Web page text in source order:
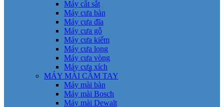
Máy cắt sắt
Máy cưa bàn
Máy cưa đĩa
Máy cưa gỗ
Máy cưa kiếm
Máy cưa lọng
Máy cưa vòng
Máy cưa xích
MÁY MÀI CẦM TAY
Máy mài bàn
Máy mài Bosch
Máy mài Dewalt